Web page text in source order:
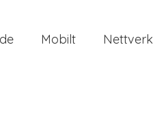
Mobilt Nettverk